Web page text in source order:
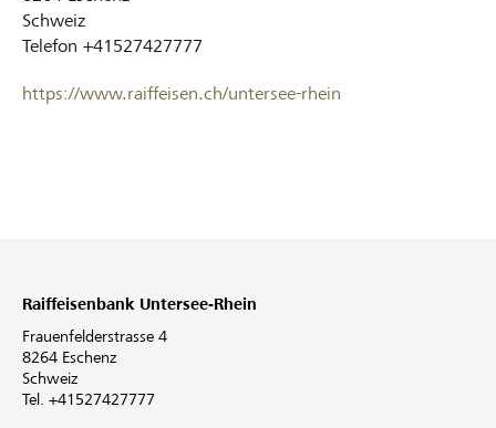
Schweiz
Telefon +41527427777
https://www.raiffeisen.ch/untersee-rhein
Raiffeisenbank Untersee-Rhein
Frauenfelderstrasse 4
8264 Eschenz
Schweiz
Tel. +41527427777